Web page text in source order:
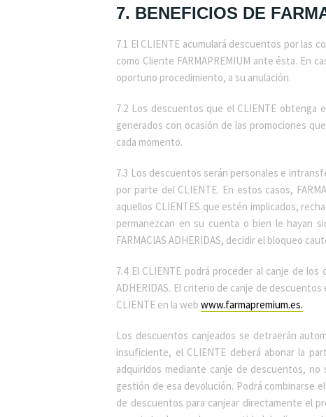
7. BENEFICIOS DE
7.1 El CLIENTE acumulará descuentos por las
como Cliente FARMAPREMIUM ante ésta. En
oportuno procedimiento, a su anulación.
7.2 Los descuentos que el CLIENTE obtenga
generados con ocasión de las promociones
cada momento.
7.3 Los descuentos serán personales e
por parte del CLIENTE. En estos casos,
aquellos CLIENTES que estén implicados,
permanezcan en su cuenta o bien le hayan
FARMACIAS ADHERIDAS, decidir el bloqueo
7.4 El CLIENTE podrá proceder al canje de
ADHERIDAS. El criterio de canje de
CLIENTE en la webwww.farmapremium.es.
Los descuentos canjeados se detraerán
insuficiente, el CLIENTE deberá abonar la
adquiridos mediante canje de descuentos, no
gestión de esa devolución. Podrá combinarse
de descuentos para canjear directamente el